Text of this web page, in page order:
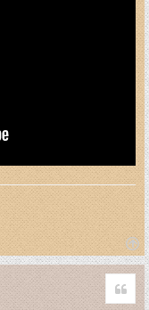
T
o
p